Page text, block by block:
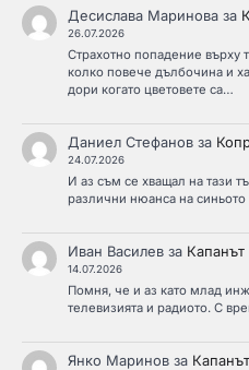
Десислава Мариноваза
26.07.2026
Страхотно попадение върху
колко повече дълбочина и
дори когато цветовете са…
Даниел Стефановза
24.07.2026
И аз съм се хващал на тази
различни нюанса на синьото
Иван Василевза Капанът
14.07.2026
Помня, че и аз като млад
телевизията и радиото. С
Янко Мариновза